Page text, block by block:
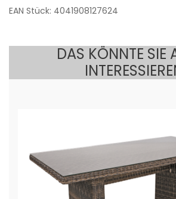
EAN Stück: 4041908127624
DAS KÖNNTE SIE